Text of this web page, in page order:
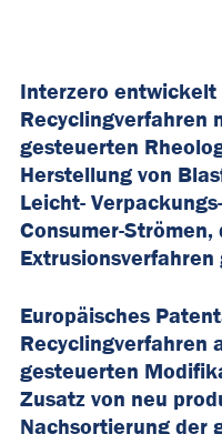
Interzero entwickelt
Recyclingverfahren
gesteuerten
Herstellung von
Leicht-
Consumer-
Europäisches
Recyclingverfahren
gesteuerten
Zusatz von neu
Nachsortierung der